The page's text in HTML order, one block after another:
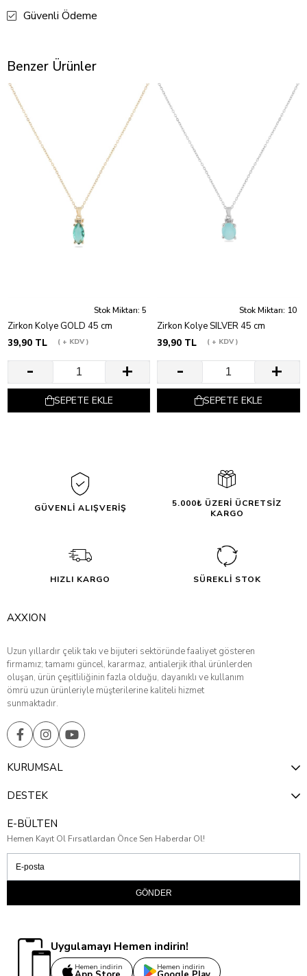
Güvenli Ödeme
Benzer Ürünler
Stok Miktarı: 5
Zirkon Kolye GOLD 45 cm
39,90 TL
+ KDV
SEPETE EKLE
Stok Miktarı: 10
Zirkon Kolye SILVER 45 cm
39,90 TL
+ KDV
SEPETE EKLE
GÜVENLİ ALIŞVERİŞ
5.000₺ ÜZERİ ÜCRETSİZ
KARGO
HIZLI KARGO SÜREKLİ STOK
AXXION
Uzun yıllardır çelik takı ve bijuteri sektöründe faaliyet gösteren
firmamız; tamamı güncel, kararmaz, antialerjik ithal ürünlerden
oluşan, ürün çeşitliliğinin fazla olduğu, dayanıklı ve kullanım
ömrü uzun ürünleriyle müşterilerine kaliteli hizmet
sunmaktadır.
KURUMSAL
DESTEK
E-BÜLTEN
Hemen Kayıt Ol Fırsatlardan Önce Sen Haberdar Ol!
GÖNDER
Uygulamayı Hemen indirin!
Hemen indirin Hemen indirin